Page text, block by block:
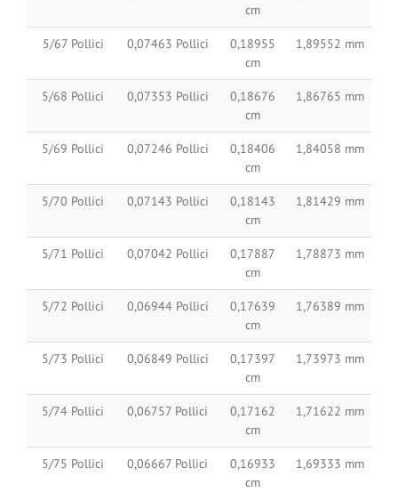
cm
5/67 Pollici 0,07463 Pollici
0,18955
cm
1,89552 mm
5/68 Pollici 0,07353 Pollici
0,18676
cm
1,86765 mm
5/69 Pollici 0,07246 Pollici
0,18406
cm
1,84058 mm
5/70 Pollici 0,07143 Pollici
0,18143
cm
1,81429 mm
5/71 Pollici 0,07042 Pollici
0,17887
cm
1,78873 mm
5/72 Pollici 0,06944 Pollici
0,17639
cm
1,76389 mm
5/73 Pollici 0,06849 Pollici
0,17397
cm
1,73973 mm
5/74 Pollici 0,06757 Pollici
0,17162
cm
1,71622 mm
5/75 Pollici 0,06667 Pollici
0,16933
cm
1,69333 mm